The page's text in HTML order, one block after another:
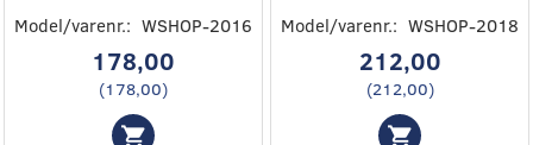
Model/varenr.: WSHOP-2016
178,00
(178,00)
Model/varenr.: WSHOP-2018
212,00
(212,00)